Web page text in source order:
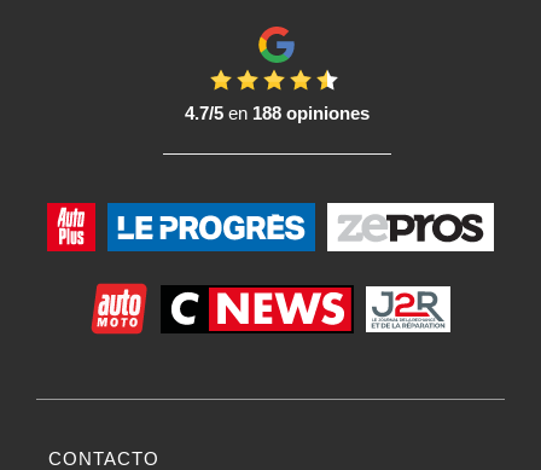
4.7/5en 188 opiniones
CONTACTO